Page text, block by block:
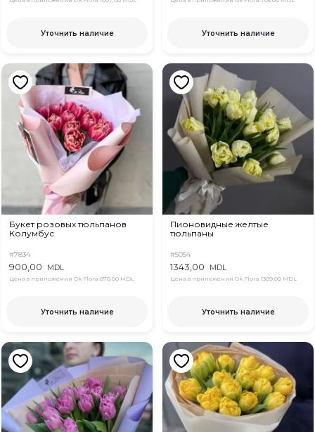
Уточнить наличие Уточнить наличие
Букет розовых тюльпанов
Колумбус
#7834
900,00 MDL
Цена в приложении Ok Flora 870,00 MDL
Уточнить наличие
Пионовидные желтые
тюльпаны
#5054
1343,00 MDL
Цена в приложении Ok Flora 1309,00 MDL
Уточнить наличие